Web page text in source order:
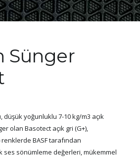
Sünger
düşük yoğunluklu 7-10 kg/m3 açık
olan Basotect açık gri (G+),
BASF tarafından
ses sönümleme değerleri, mükemmel